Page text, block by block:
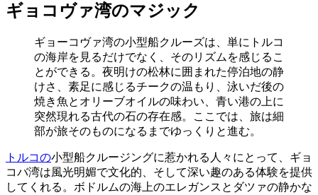
ギョコヴァ湾のマジック
ギョーコヴァ湾の小型船クルーズは、単にトルコ
の海岸を見るだけでなく、そのリズムを感じるこ
とができる。夜明けの松林に囲まれた停泊地の静
けさ、素足に感じるチークの温もり、泳いだ後の
焼き魚とオリーブオイルの味わい、青い港の上に
突然現れる古代の石の存在感。ここでは、旅は細
部が旅そのものになるまでゆっくりと進む。
トルコの小型船クルージングに惹かれる人々にとって、ギョ
コバ湾は風光明媚で文化的、そして深い趣のある体験を提供
してくれる。ボドルムの海上のエレガンスとダツァの静かな